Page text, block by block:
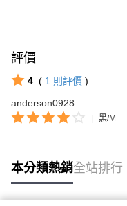
評價
4 ( 1 則評價 )
anderson0928
| 黑/M
本分類熱銷全站排行